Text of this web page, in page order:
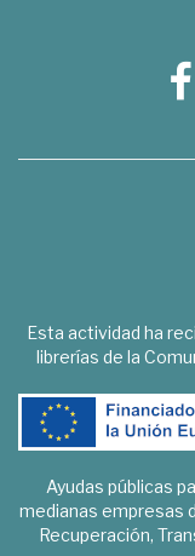
Esta actividad ha
librerías de la
Ayudas públicas
medianas empresas
Recuperación,